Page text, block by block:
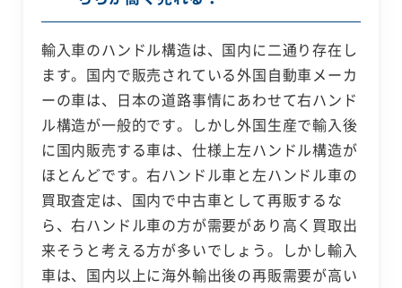
輸入車のハンドル構造は、国内に二通り存在し
ます。国内で販売されている外国自動車メーカ
ーの車は、日本の道路事情にあわせて右ハンド
ル構造が一般的です。しかし外国生産で輸入後
に国内販売する車は、仕様上左ハンドル構造が
ほとんどです。右ハンドル車と左ハンドル車の
買取査定は、国内で中古車として再販するな
ら、右ハンドル車の方が需要があり高く買取出
来そうと考える方が多いでしょう。しかし輸入
車は、国内以上に海外輸出後の再販需要が高い